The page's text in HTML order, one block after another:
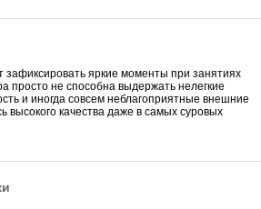
яркие моменты при занятиях
просто не способна выдержать нелегкие
и иногда совсем неблагоприятные внешние
качества даже в самых суровых